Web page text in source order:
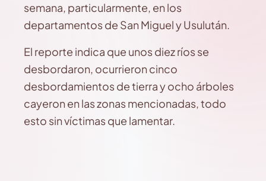
semana, particularmente, en los
departamentos de San Miguel y Usulután.
El reporte indica que unos diez ríos se
desbordaron, ocurrieron cinco
desbordamientos de tierra y ocho árboles
cayeron en las zonas mencionadas, todo
esto sin víctimas que lamentar.